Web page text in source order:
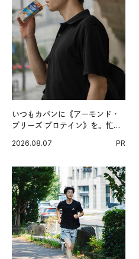
いつもカバンに《アーモンド・
ブリーズ プロテイン》を。忙し
グ習慣。
2026.08.07 PR